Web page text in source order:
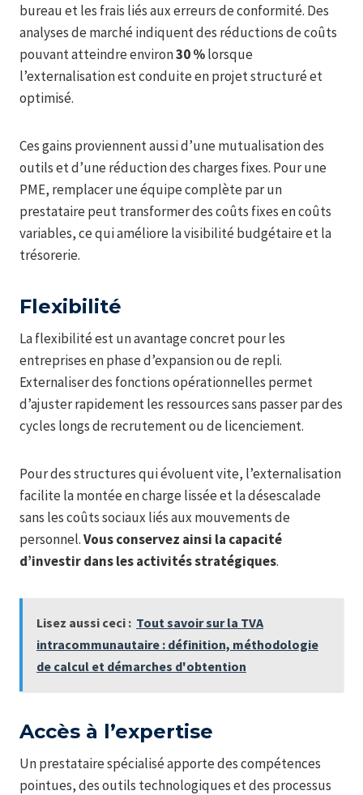
bureau et les frais liés aux erreurs de conformité. Des
analyses de marché indiquent des réductions de coûts
pouvant atteindre environ30 %lorsque
l’externalisation est conduite en projet structuré et
optimisé.
Ces gains proviennent aussi d’une mutualisation des
outils et d’une réduction des charges fixes. Pour une
PME, remplacer une équipe complète par un
prestataire peut transformer des coûts fixes en coûts
variables, ce qui améliore la visibilité budgétaire et la
trésorerie.
Flexibilité
La flexibilité est un avantage concret pour les
entreprises en phase d’expansion ou de repli.
Externaliser des fonctions opérationnelles permet
d’ajuster rapidement les ressources sans passer par des
cycles longs de recrutement ou de licenciement.
Pour des structures qui évoluent vite, l’externalisation
facilite la montée en charge lissée et la désescalade
sans les coûts sociaux liés aux mouvements de
personnel.Vous conservez ainsi la capacité
d’investir dans les activités stratégiques.
Lisez aussi ceci : Tout savoir sur la TVA
intracommunautaire : définition, méthodologie
de calcul et démarches d'obtention
Accès à l’expertise
Un prestataire spécialisé apporte des compétences
pointues, des outils technologiques et des processus